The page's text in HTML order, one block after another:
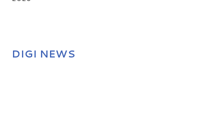
DIGI NEWS